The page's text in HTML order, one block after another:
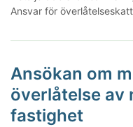
Ansvar för
Ansökan om
överlåtelse
fastighet